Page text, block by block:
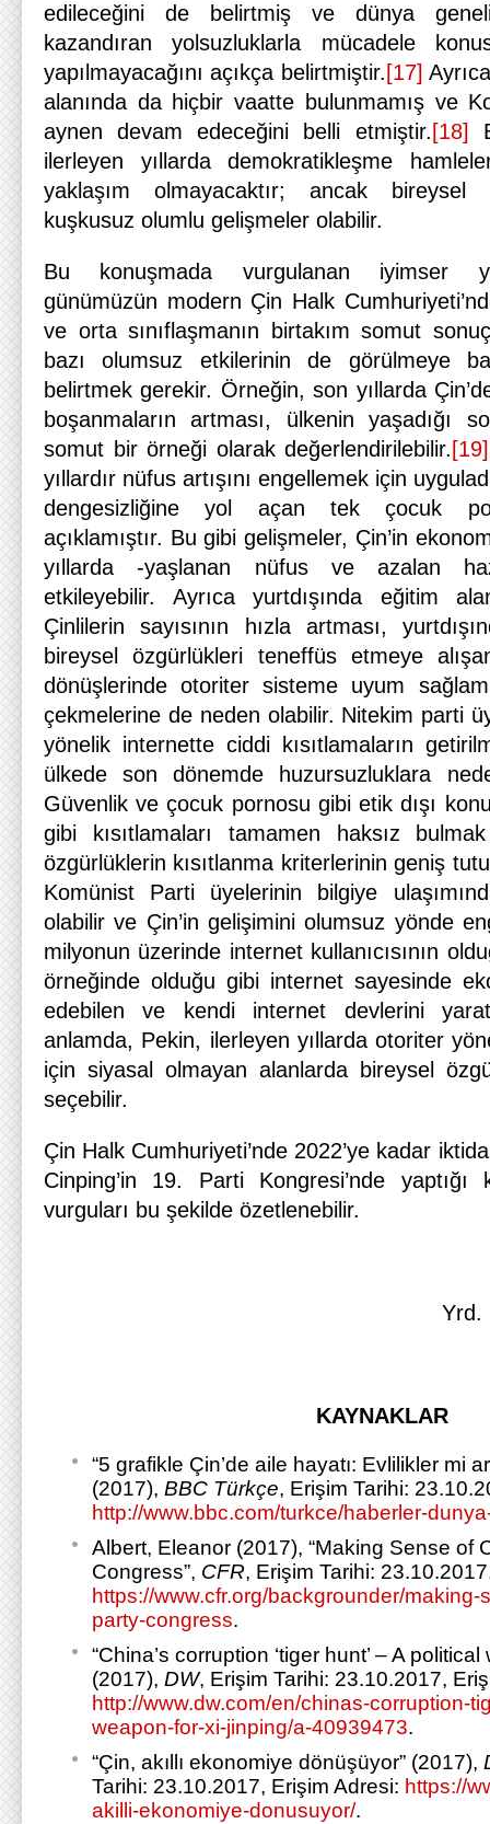
edileceğini de belirtmiş ve dünya
kazandıran yolsuzluklarla mücadele
yapılmayacağını açıkça belirtmiştir. [17]
alanında da hiçbir vaatte bulunmamış ve
aynen devam edeceğini belli etmiştir. [18]
ilerleyen yıllarda demokratikleşme
yaklaşım olmayacaktır; ancak bireysel
kuşkusuz olumlu gelişmeler olabilir.
Bu konuşmada vurgulanan iyimser
günümüzün modern Çin Halk
ve orta sınıflaşmanın birtakım somut
bazı olumsuz etkilerinin de görülmeye
belirtmek gerekir. Örneğin, son yıllarda
boşanmaların artması, ülkenin yaşadığı
somut bir örneği olarak değerlendirilebilir. [19]
yıllardır nüfus artışını engellemek için
dengesizliğine yol açan tek çocuk
açıklamıştır. Bu gibi gelişmeler, Çin’in
yıllarda -yaşlanan nüfus ve azalan
etkileyebilir. Ayrıca yurtdışında eğitim
Çinlilerin sayısının hızla artması,
bireysel özgürlükleri teneffüs etmeye
dönüşlerinde otoriter sisteme uyum
çekmelerine de neden olabilir. Nitekim parti
yönelik internette ciddi kısıtlamaların
ülkede son dönemde huzursuzluklara
Güvenlik ve çocuk pornosu gibi etik dışı
gibi kısıtlamaları tamamen haksız
özgürlüklerin kısıtlanma kriterlerinin geniş
Komünist Parti üyelerinin bilgiye
olabilir ve Çin’in gelişimini olumsuz yönde
milyonun üzerinde internet kullanıcısının
örneğinde olduğu gibi internet sayesinde
edebilen ve kendi internet devlerini
anlamda, Pekin, ilerleyen yıllarda otoriter
için siyasal olmayan alanlarda bireysel
seçebilir.
Çin Halk Cumhuriyeti’nde 2022’ye kadar
Cinping’in 19. Parti Kongresi’nde yaptığı
vurguları bu şekilde özetlenebilir.
Yrd.
KAYNAKLAR
“5 grafikle Çin’de aile hayatı: Evlilikler mi
(2017), BBC Türkçe, Erişim Tarihi:
http://www.bbc.com/turkce/haberler-
Albert, Eleanor (2017), “Making Sense of
Congress”, CFR, Erişim Tarihi:
https://www.cfr.org/backgrounder/
party-congress.
“China’s corruption ‘tiger hunt’ – A
(2017), DW, Erişim Tarihi: 23.10.2017,
http://www.dw.com/en/chinas-corruption-
weapon-for-xi-jinping/a-40939473.
“Çin, akıllı ekonomiye dönüşüyor” (2017),
Tarihi: 23.10.2017, Erişim Adresi: https://
akilli-ekonomiye-donusuyor/.